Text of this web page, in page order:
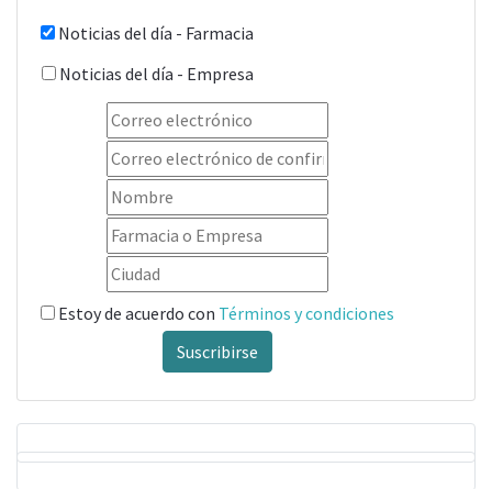
Noticias del día - Farmacia
Noticias del día - Empresa
Estoy de acuerdo con Términos y condiciones
Suscribirse